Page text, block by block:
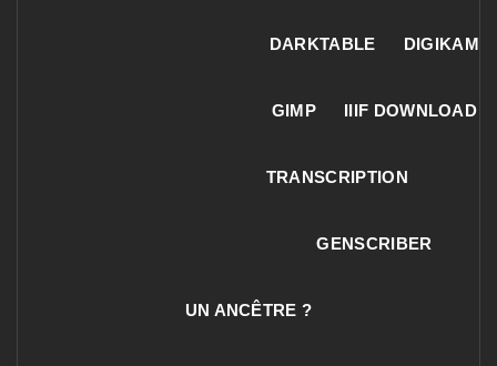
DARKTABLE DIGIKAM
GIMP IIIF DOWNLOAD
TRANSCRIPTION
GENSCRIBER
UN ANCÊTRE ?